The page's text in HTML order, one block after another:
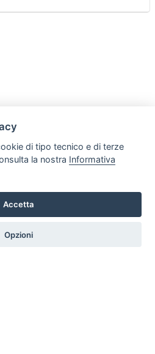
Email: info@legalaiditalia.it
di tipo tecnico e di terze
la nostra Informativa
Accetta
Opzioni